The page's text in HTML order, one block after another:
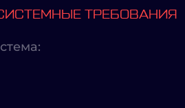
ТРЕБОВАНИЯ